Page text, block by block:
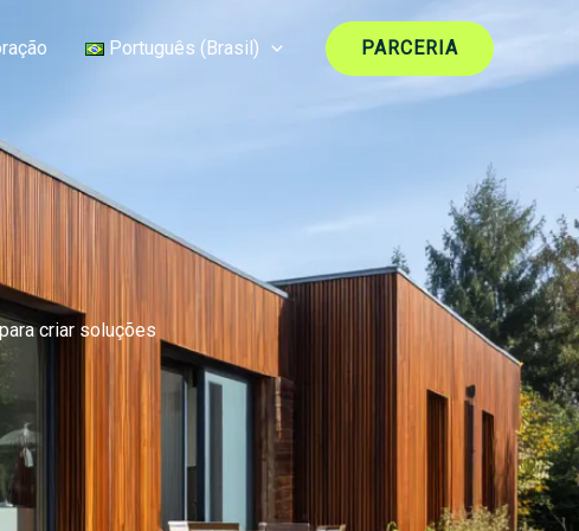
Português (Brasil) PARCERIA
criar soluções